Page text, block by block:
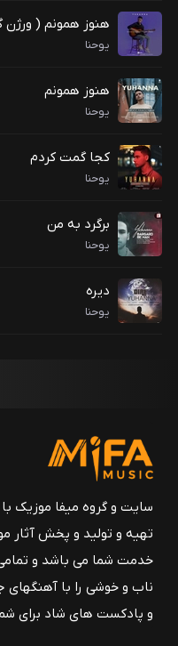
هنوز همونم ( ورژن
یوحنا
هنوز همونم
یوحنا
کجا گمت کردم
یوحنا
برگرد به من
یوحنا
دیره
یوحنا
تهیه و تولید و پخش آثار
خدمت شما می باشد و
ناب و خوشی را با
و پادکست های شاد برای